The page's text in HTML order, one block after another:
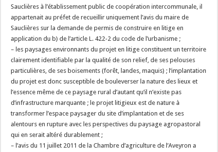
Sauclières à l’établissement public de coopération intercommunale, il
appartenait au préfet de recueillir uniquement l’avis du maire de
Sauclières sur la demande de permis de construire en litige en
application du b) de l’article L. 422-2 du code de l’urbanisme ;
– les paysages environnants du projet en litige constituent un territoire
clairement identifiable par la qualité de son relief, de ses pelouses
particulières, de ses boisements (forêt, landes, maquis) ; l’implantation
du projet est donc susceptible de bouleverser la nature des lieux et
l’essence même de ce paysage rural d’autant qu’il n’existe pas
d’infrastructure marquante ; le projet litigieux est de nature à
transformer l’espace paysager du site d’implantation et de ses
alentours en rupture avec les perspectives du paysage agropastoral
qui en serait altéré durablement ;
– l’avis du 11 juillet 2011 de la Chambre d’agriculture de l’Aveyron a